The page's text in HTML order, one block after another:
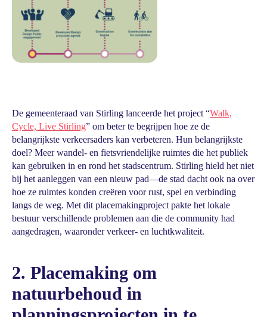
De gemeenteraad van Stirling lanceerde het project “Walk,
Cycle, Live Stirling” om beter te begrijpen hoe ze de
belangrijkste verkeersaders kan verbeteren. Hun belangrijkste
doel? Meer wandel- en fietsvriendelijke ruimtes die het publiek
kan gebruiken in en rond het stadscentrum. Stirling hield het niet
bij het aanleggen van een nieuw pad—de stad dacht ook na over
hoe ze ruimtes konden creëren voor rust, spel en verbinding
langs de weg. Met dit placemakingproject pakte het lokale
bestuur verschillende problemen aan die de community had
aangedragen, waaronder verkeer- en luchtkwaliteit.
2. Placemaking om
natuurbehoud in